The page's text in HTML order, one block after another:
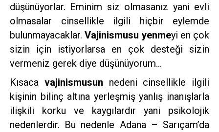
düşünüyorlar. Eminim siz olmasanız yani evli
olmasalar cinsellikle ilgili hiçbir eylemde
bulunmayacaklar.Vajinismusu yenmeyi en çok
sizin için istiyorlarsa en çok desteği sizin
vermeniz gerek diye düşünüyorum…
Kısaca vajinismusun nedeni cinsellikle ilgili
kişinin bilinç altına yerleşmiş yanlış inanışlarla
ilişkili korku ve kaygılardır yani psikolojik
nedenlerdir. Bu nedenle Adana – Sarıçam’da